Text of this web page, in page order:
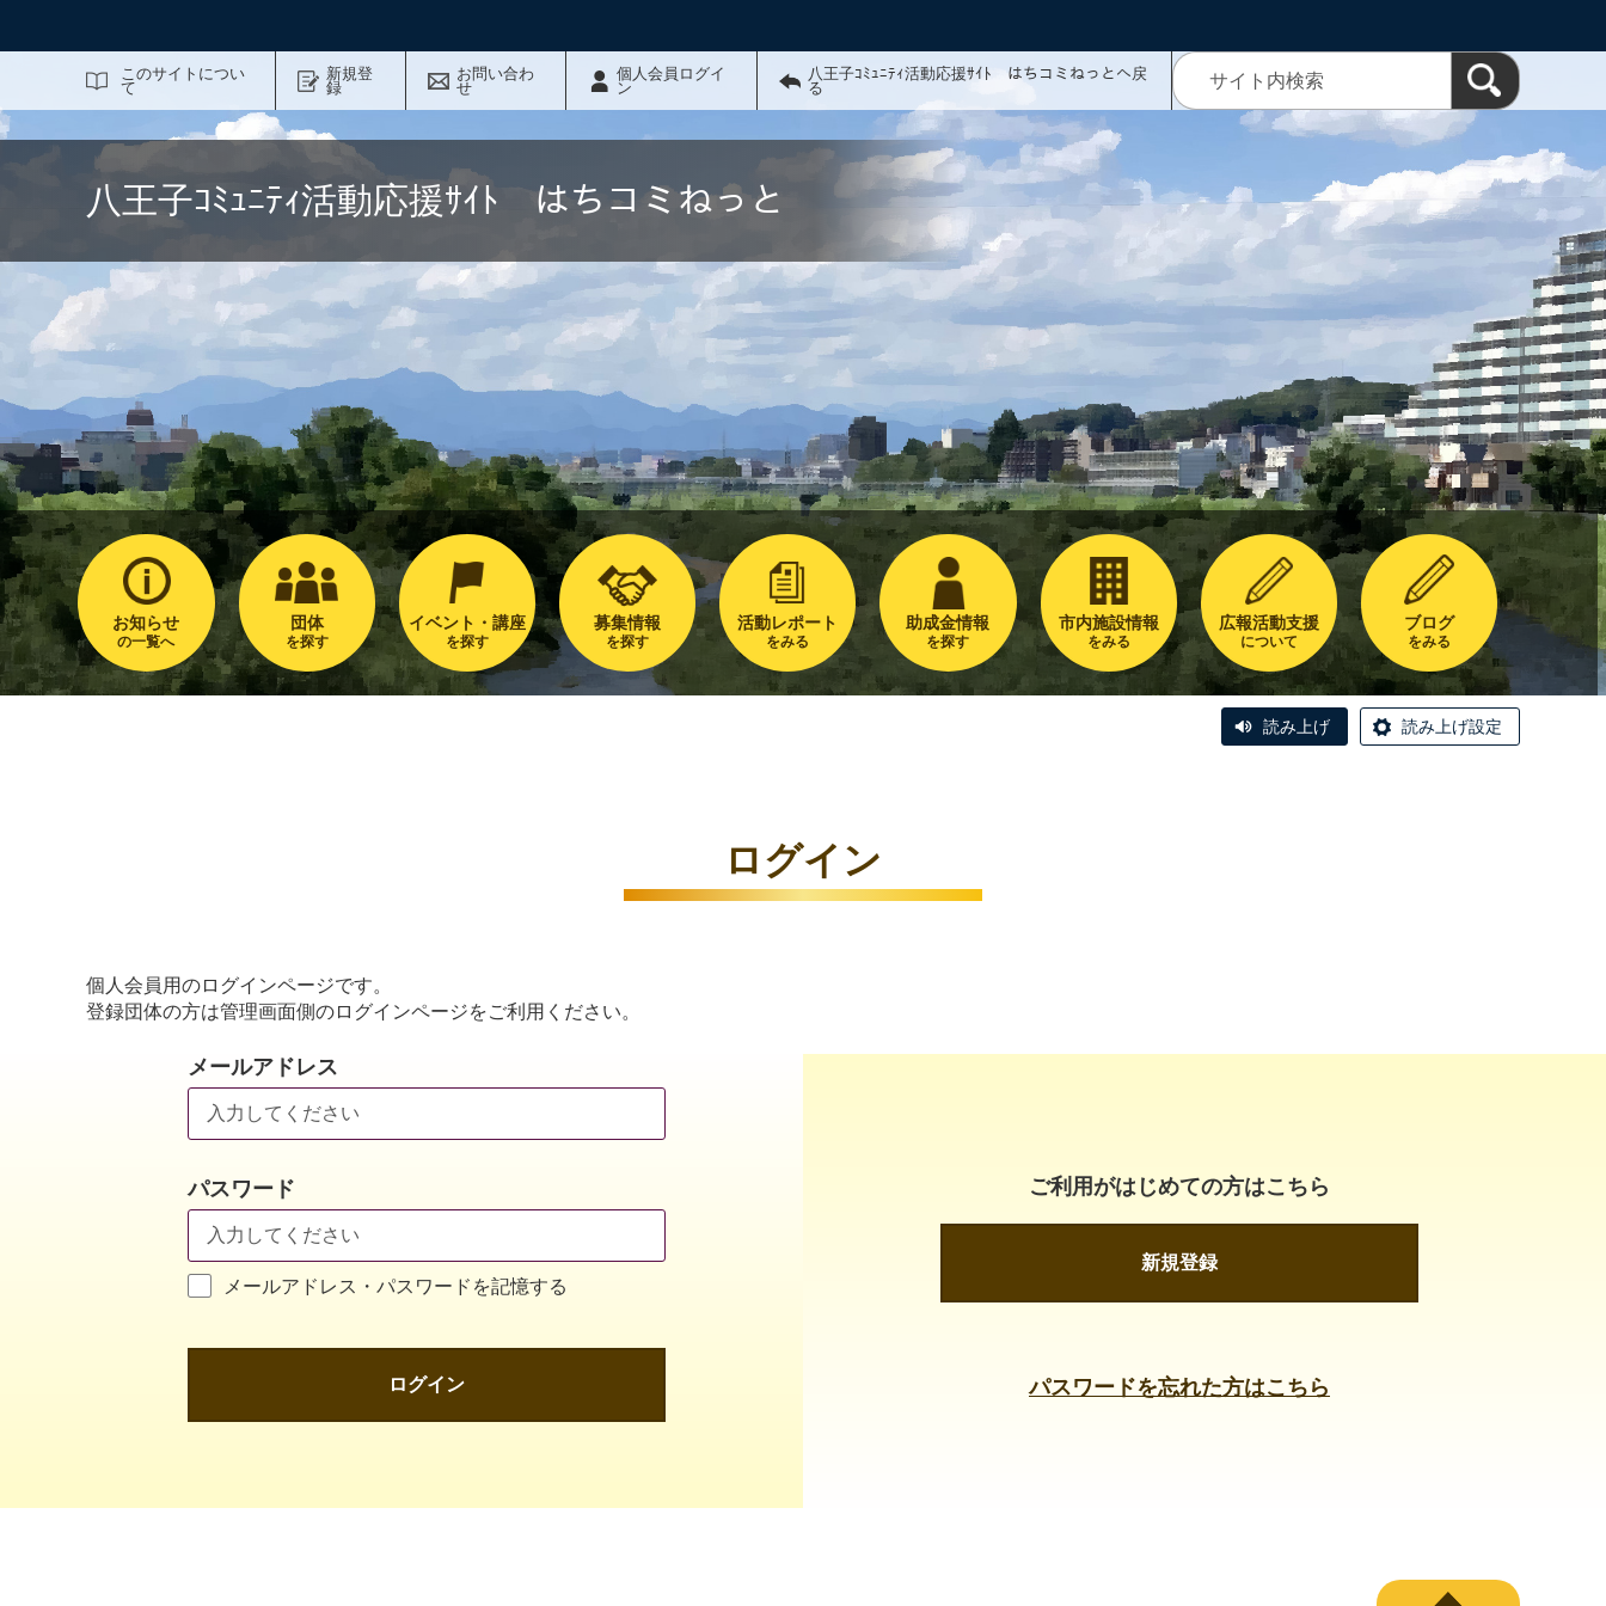
このサイトについ
て
新規登
録
お問い合わ
せ
個人会員ログイ
ン
八王子ｺﾐｭﾆﾃｨ活動応援ｻｲﾄ はちコミねっとへ戻
る
八王子ｺﾐｭﾆﾃｨ活動応援ｻｲﾄ はちコミねっと
お知らせ
の一覧へ
団体
を探す
イベント・講座
を探す
募集情報
を探す
活動レポート
をみる
助成金情報
を探す
市内施設情報
をみる
広報活動支援
について
ブログ
をみる
読み上げ 読み上げ設定
ログイン
個人会員用のログインページです。
登録団体の方は管理画面側のログインページをご利用ください。
メールアドレス
パスワード
メールアドレス・パスワードを記憶する
ログイン
ご利用がはじめての方はこちら
新規登録
パスワードを忘れた方はこちら